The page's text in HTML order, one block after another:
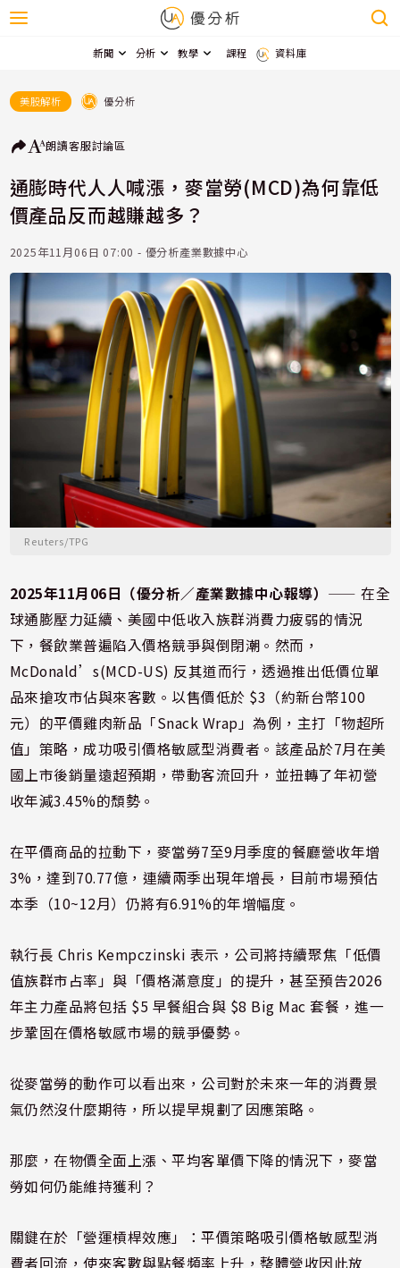
新聞 分析 教學 課程 資料庫
美股解析 優分析
朗讀客服討論區
通膨時代人人喊漲，麥當勞(MCD)為何靠低
價產品反而越賺越多？
2025年11月06日 07:00 - 優分析產業數據中心
Reuters/TPG
2025年11月06日（優分析／產業數據中心報導） ⸺ 在全
球通膨壓力延續、美國中低收入族群消費力疲弱的情況
下，餐飲業普遍陷入價格競爭與倒閉潮。然而，
McDonald’s(MCD-US) 反其道而行，透過推出低價位單
品來搶攻市佔與來客數。以售價低於 $3（約新台幣100
元）的平價雞肉新品「Snack Wrap」為例，主打「物超所
值」策略，成功吸引價格敏感型消費者。該產品於7月在美
國上市後銷量遠超預期，帶動客流回升，並扭轉了年初營
收年減3.45%的頹勢。
在平價商品的拉動下，麥當勞7至9月季度的餐廳營收年增
3%，達到70.77億，連續兩季出現年增長，目前市場預估
本季（10~12月）仍將有6.91%的年增幅度。
執行長 Chris Kempczinski 表示，公司將持續聚焦「低價
值族群市占率」與「價格滿意度」的提升，甚至預告2026
年主力產品將包括 $5 早餐組合與 $8 Big Mac 套餐，進一
步鞏固在價格敏感市場的競爭優勢。
從麥當勞的動作可以看出來，公司對於未來一年的消費景
氣仍然沒什麼期待，所以提早規劃了因應策略。
那麼，在物價全面上漲、平均客單價下降的情況下，麥當
勞如何仍能維持獲利？
關鍵在於「營運槓桿效應」：平價策略吸引價格敏感型消
費者回流，使來客數與點餐頻率上升，整體營收因此放